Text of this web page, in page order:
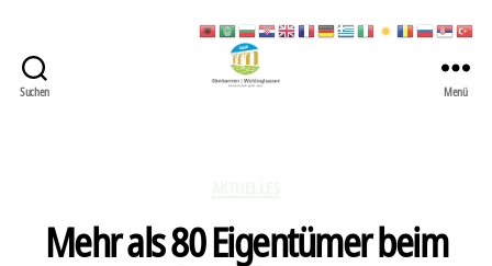
Suchen Menü
Mehr als 80 Eigentümer beim